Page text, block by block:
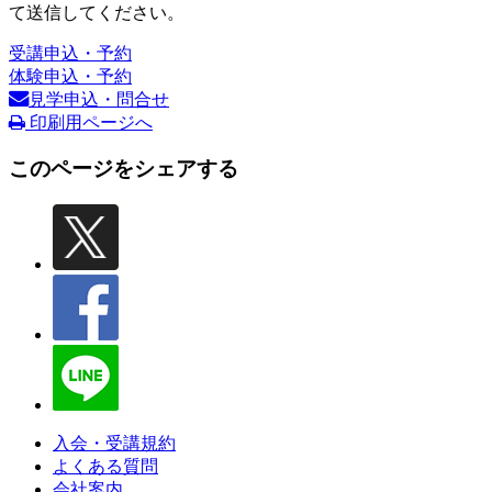
て送信してください。
受講申込・予約
体験申込・予約
見学申込・問合せ
印刷用ページへ
このページをシェアする
入会・受講規約
よくある質問